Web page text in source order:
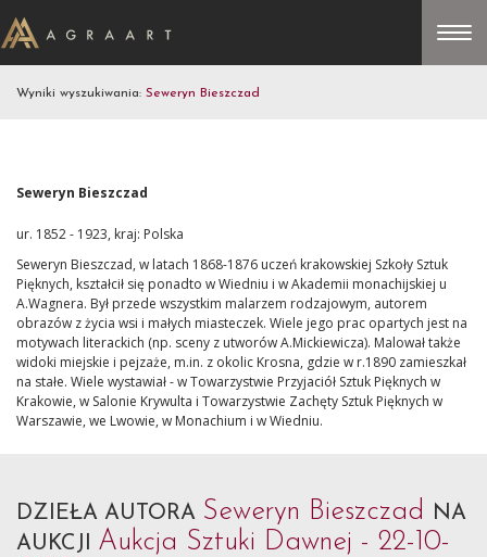
Wyniki wyszukiwania: Seweryn Bieszczad
Seweryn Bieszczad
ur. 1852 - 1923, kraj: Polska
Seweryn Bieszczad, w latach 1868-1876 uczeń krakowskiej Szkoły Sztuk
Pięknych, kształcił się ponadto w Wiedniu i w Akademii monachijskiej u
A.Wagnera. Był przede wszystkim malarzem rodzajowym, autorem
obrazów z życia wsi i małych miasteczek. Wiele jego prac opartych jest na
motywach literackich (np. sceny z utworów A.Mickiewicza). Malował także
widoki miejskie i pejzaże, m.in. z okolic Krosna, gdzie w r.1890 zamieszkał
na stałe. Wiele wystawiał - w Towarzystwie Przyjaciół Sztuk Pięknych w
Krakowie, w Salonie Krywulta i Towarzystwie Zachęty Sztuk Pięknych w
Warszawie, we Lwowie, w Monachium i w Wiedniu.
DZIEŁA AUTORA Seweryn Bieszczad NA
AUKCJI Aukcja Sztuki Dawnej - 22-10-